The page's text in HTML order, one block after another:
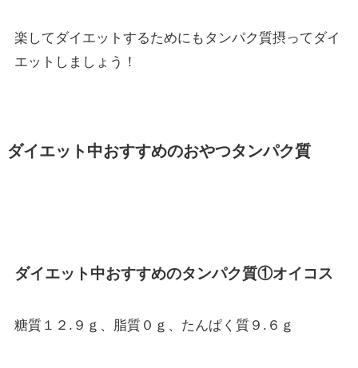
楽してダイエットするためにもタンパク質摂ってダイ
エットしましょう！
ダイエット中おすすめのおやつタンパク質
ダイエット中おすすめのタンパク質①オイコス
糖質１２.９ｇ、脂質０ｇ、たんぱく質９.６ｇ